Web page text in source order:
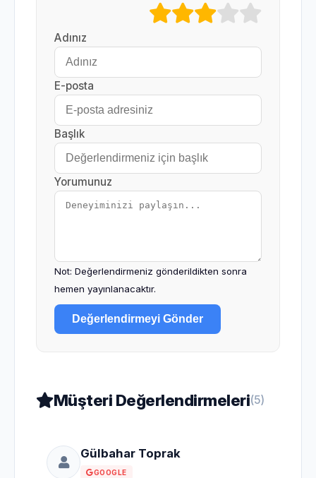
Adınız
E-posta
Başlık
Yorumunuz
Not: Değerlendirmeniz gönderildikten sonra
hemen yayınlanacaktır.
Değerlendirmeyi Gönder
Müşteri Değerlendirmeleri(5)
Gülbahar Toprak
GOOGLE